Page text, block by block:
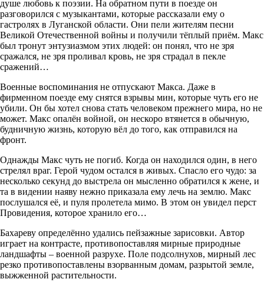
душе любовь к поэзии. На обратном пути в поезде он
разговорился с музыкантами, которые рассказали ему о
гастролях в Луганской области. Они пели жителям песни
Великой Отечественной войны и получили тёплый приём. Макс
был тронут энтузиазмом этих людей: он понял, что не зря
сражался, не зря проливал кровь, не зря страдал в пекле
сражений…
Военные воспоминания не отпускают Макса. Даже в
фирменном поезде ему снятся взрывы мин, которые чуть его не
убили. Он бы хотел снова стать человеком прежнего мира, но не
может. Макс опалён войной, он нескоро втянется в обычную,
будничную жизнь, которую вёл до того, как отправился на
фронт.
Однажды Макс чуть не погиб. Когда он находился один, в него
стрелял враг. Герой чудом остался в живых. Спасло его чудо: за
несколько секунд до выстрела он мысленно обратился к жене, и
та в видении наяву нежно приказала ему лечь на землю. Макс
послушался её, и пуля пролетела мимо. В этом он увидел перст
Провидения, которое хранило его…
Бахареву определённо удались пейзажные зарисовки. Автор
играет на контрасте, противопоставляя мирные природные
ландшафты – военной разрухе. Поле подсолнухов, мирный лес
резко противопоставлены взорванным домам, разрытой земле,
выжженной растительности.